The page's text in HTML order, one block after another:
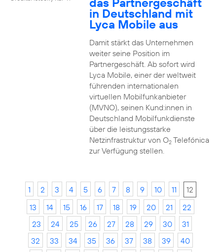
in Deutschland mit
Lyca Mobile aus
Damit stärkt das Unternehmen
weiter seine Position im
Partnergeschäft. Ab sofort wird
Lyca Mobile, einer der weltweit
führenden internationalen
virtuellen Mobilfunkanbieter
(MVNO), seinen Kund:innen in
Deutschland Mobilfunkdienste
über die leistungsstarke
Netzinfrastruktur von O2Telefónica
zur Verfügung stellen.
1 2 3 4 5 6 7 8 9 10 11
12
13
14 15 16 17 18 19 20 21
22
23
24 25 26 27 28 29 30
31
32
33 34 35 36 37 38 39
40